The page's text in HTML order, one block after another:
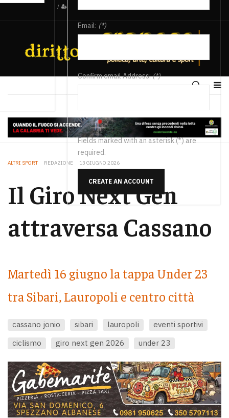
/
Email: (*)
Confirm email Address:(*)
Fields marked with an asterisk (*) are
required.
CREATE AN ACCOUNT
ALTRI SPORT REDAZIONE 13 GIUGNO 2026
Il Giro Next Gen
attraversa Cassano
Martedì 16 giugno la tappa Under 23
tra Sibari, Lauropoli e centro città
cassano jonio sibari lauropoli
eventi sportivi
ciclismo
giro next gen 2026 under 23